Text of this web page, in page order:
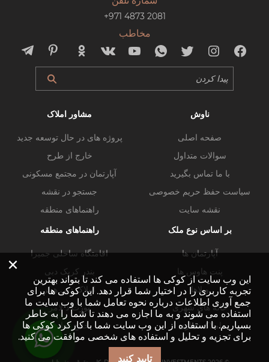
+971 4873 2081
مخاطب
ناوش
صفحه اصلی
سوالات متداول
با ما تماس بگیرید
سیاست حفظ حریم خصوصی
نقشه سایت
مشاور املاک
پروژه های در حال توسعه جدید
خارج از طرح
آپارتمان در مجتمع مسکونی
جستجو در نقشه
راهنماهای منطقه
بر اساس نوع ملک
آپارتمان ها
پنت هاوس ها
ویلاها
خانه های شهری
املاک تجاری
راهنماهای منطقه
اقامتگاه ساحلی جمیرا
بندر کریک دبی
املاک دبی هیلز
پورت د لامر
خلیج تجاری
×
این وب سایت از کوکی ها استفاده می کند تا بتواند بهترین
تجربه کاربری را در اختیار شما قرار دهد. این کوکی ها برای
جمع آوری اطلاعات درباره نحوه تعامل شما با وب سایت ما
استفاده می شوند و به ما اجازه می دهند تا شما را به خاطر
بسپاریم. با استفاده از این وب سایت شما با کارکرد کوکی ها
برای تجزیه و تحلیل و استفاده های شخصی موافقت می کنید.
تایید کنید